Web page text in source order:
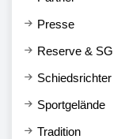
Presse
Reserve & SG
Schiedsrichter
Sportgelände
Tradition